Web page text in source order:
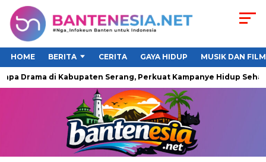
HOME BERITA CERITA GAYA HIDUP MUSIK DAN FILM
Drama di Kabupaten Serang, Perkuat Kampanye Hidup Sehat